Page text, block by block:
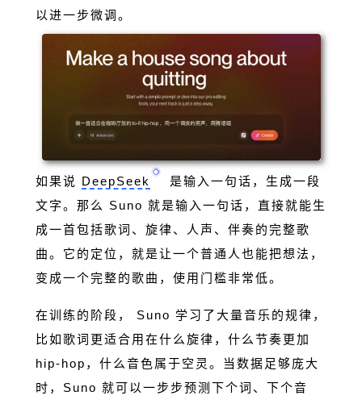
以进一步微调。
如果说 DeepSeek
是输入一句话，生成一段
文字。那么 Suno 就是输入一句话，直接就能生
成一首包括歌词、旋律、人声、伴奏的完整歌
曲。它的定位，就是让一个普通人也能把想法，
变成一个完整的歌曲，使用门槛非常低。
在训练的阶段， Suno 学习了大量音乐的规律，
比如歌词更适合用在什么旋律，什么节奏更加
hip-hop，什么音色属于空灵。当数据足够庞大
时，Suno 就可以一步步预测下个词、下个音